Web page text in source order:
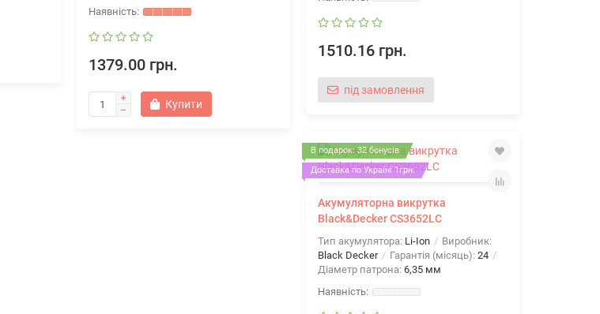
1379.00 грн.
Купити
1510.16 грн.
під замовлення
В подарок: 32 бонусів
Доставка по Україні 1грн.
Акумуляторна викрутка
Black&Decker CS3652LC
Тип акумулятора: Li-Ion
Виробник:
Black Decker
Гарантія (місяць): 24
Діаметр патрона: 6,35 мм